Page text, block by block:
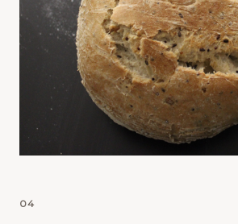
04